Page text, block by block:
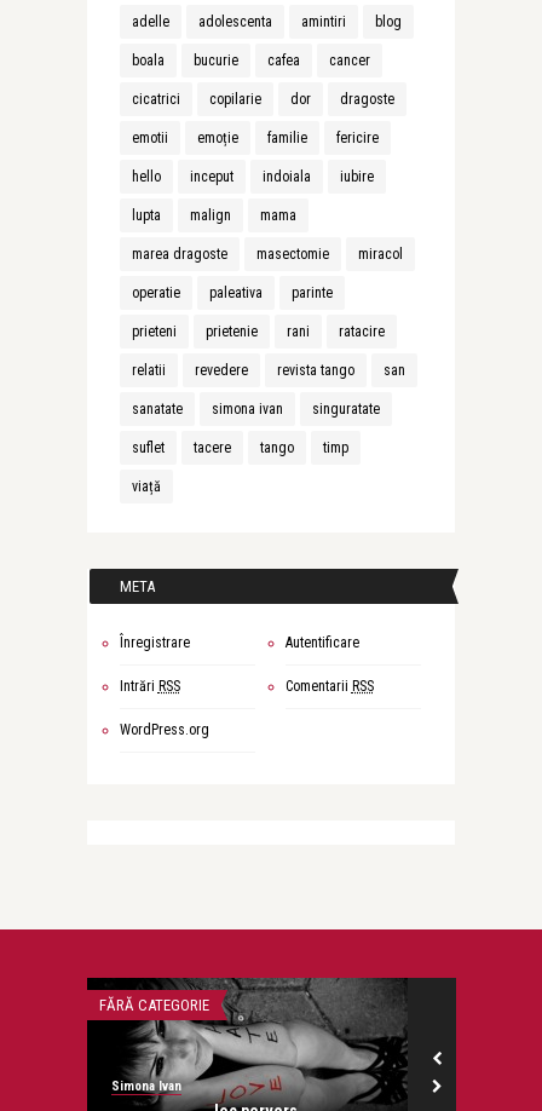
adelle adolescenta amintiri blog
boala bucurie cafea cancer
cicatrici copilarie dor dragoste
emotii emoție familie fericire
hello inceput indoiala iubire
lupta malign mama
marea dragoste masectomie miracol
operatie paleativa parinte
prieteni prietenie rani ratacire
relatii revedere revista tango san
sanatate simona ivan singuratate
suflet tacere tango timp
viață
META
Înregistrare Autentificare
Intrări RSS Comentarii RSS
WordPress.org
FĂRĂ CATEGORIE
Simona Ivan